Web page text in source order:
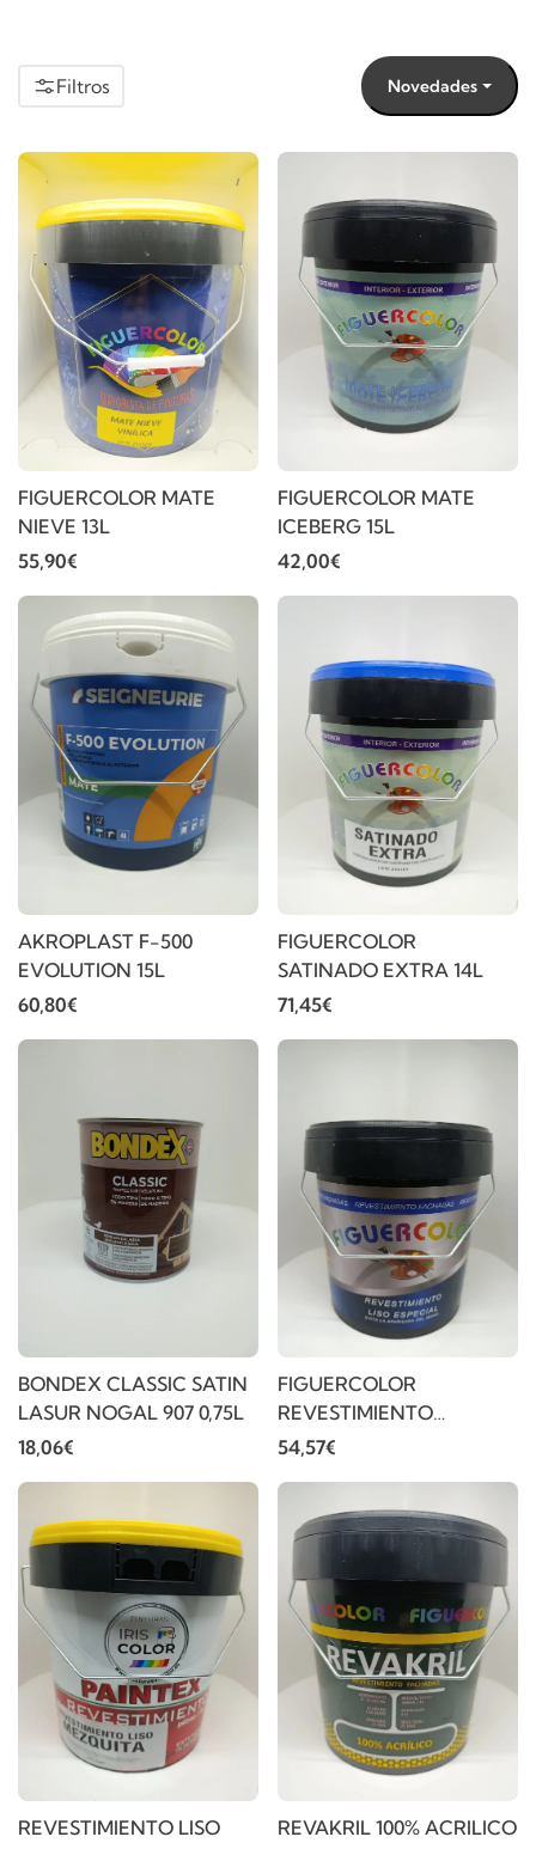
Filtros Novedades
FIGUERCOLOR MATE
NIEVE 13L
55,90€
FIGUERCOLOR MATE
ICEBERG 15L
42,00€
AKROPLAST F-500
EVOLUTION 15L
60,80€
FIGUERCOLOR
SATINADO EXTRA 14L
71,45€
BONDEX CLASSIC SATIN
LASUR NOGAL 907 0,75L
18,06€
FIGUERCOLOR
REVESTIMIENTO
BLANCO 15L
54,57€
REVESTIMIENTO LISO
REVAKRIL 100% ACRILICO